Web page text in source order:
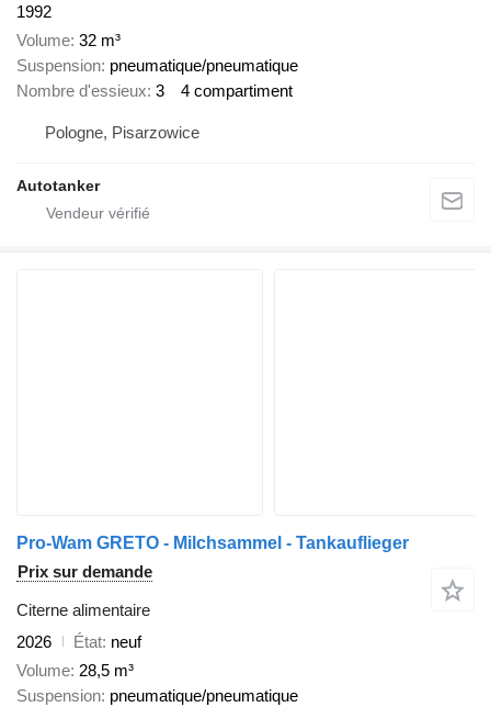
1992
Volume 32 m³
Suspension pneumatique/pneumatique
Nombre d'essieux 3 4 compartiment
Pologne, Pisarzowice
Autotanker
Pro-Wam GRETO - Milchsammel - Tankauflieger
Prix sur demande
Citerne alimentaire
2026
État neuf
Volume 28,5 m³
Suspension pneumatique/pneumatique